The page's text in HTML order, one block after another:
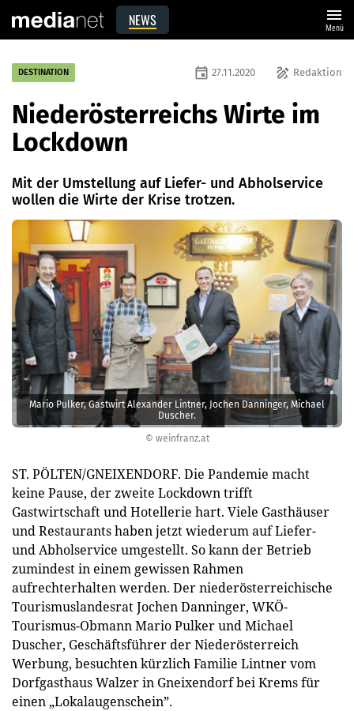
NEWS menu
Menü
© weinfranz.at
Mario Pulker, Gastwirt Alexander Lintner, Jochen Danninger, Michael
Duscher.
DESTINATION draw Redaktion
event 27.11.2020
Niederösterreichs Wirte im
Lockdown
Mit der Umstellung auf Liefer- und ­Abholservice
wollen die Wirte der Krise trotzen.
ST. PÖLTEN/GNEIXENDORF. Die Pandemie macht
keine Pause, der zweite Lockdown trifft
Gastwirtschaft und Hotellerie hart. Viele Gasthäuser
und Restaurants haben jetzt wiederum auf Liefer-
und Abholservice umgestellt. So kann der Betrieb
zumindest in einem gewissen Rahmen
aufrechterhalten werden. Der niederösterreichische
Tourismuslandesrat Jochen Danninger, WKÖ-
Tourismus-Obmann Mario Pulker und Michael
Duscher, Geschäftsführer der Niederösterreich
Werbung, besuchten kürzlich Familie Lintner vom
Dorfgasthaus Walzer in Gneixendorf bei Krems für
einen „Lokalaugenschein”.